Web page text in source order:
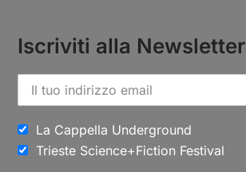
Iscriviti alla Newsletter
La Cappella Underground
Trieste Science+Fiction Festival